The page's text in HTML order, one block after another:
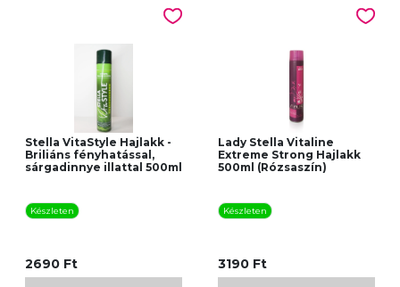
Stella VitaStyle Hajlakk -
Briliáns fényhatással,
sárgadinnye illattal 500ml
Készleten
2690 Ft
Lady Stella Vitaline
Extreme Strong Hajlakk
500ml (Rózsaszín)
Készleten
3190 Ft